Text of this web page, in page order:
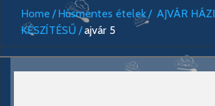
Home Húsmentes ételek
AJVÁR HÁZI
KÉSZÍTÉSŰ
ajvár 5